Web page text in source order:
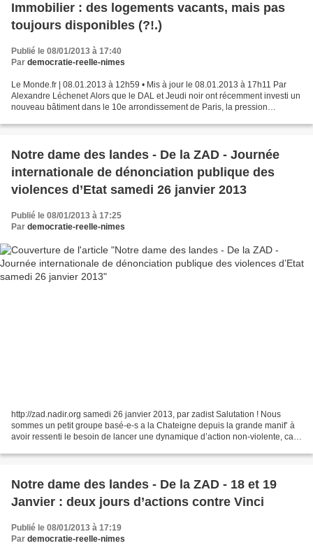
Immobilier : des logements vacants, mais pas
toujours disponibles (?!.)
Publié le 08/01/2013 à 17:40
Par democratie-reelle-nimes
Le Monde.fr | 08.01.2013 à 12h59 • Mis à jour le 08.01.2013 à 17h11 Par
Alexandre Léchenet Alors que le DAL et Jeudi noir ont récemment investi un
nouveau bâtiment dans le 10e arrondissement de Paris, la pression
Notre dame des landes - De la ZAD - Journée
internationale de dénonciation publique des
violences d’Etat samedi 26 janvier 2013
Publié le 08/01/2013 à 17:25
Par democratie-reelle-nimes
http://zad.nadir.org samedi 26 janvier 2013, par zadist Salutation ! Nous
sommes un petit groupe basé-e-s a la Chateigne depuis la grande manif’ à
avoir ressenti le besoin de lancer une dynamique d’action non-violente, car
Notre dame des landes - De la ZAD - 18 et 19
Janvier : deux jours d’actions contre Vinci
Publié le 08/01/2013 à 17:19
Par democratie-reelle-nimes